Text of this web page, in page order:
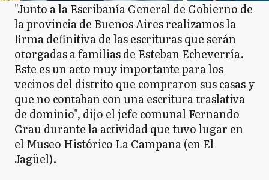
"Junto a la Escribanía General de Gobierno de
la provincia de Buenos Aires realizamos la
firma definitiva de las escrituras que serán
otorgadas a familias de Esteban Echeverría.
Este es un acto muy importante para los
vecinos del distrito que compraron sus casas y
que no contaban con una escritura traslativa
de dominio", dijo el jefe comunal Fernando
Grau durante la actividad que tuvo lugar en
el Museo Histórico La Campana (en El
Jagüel).